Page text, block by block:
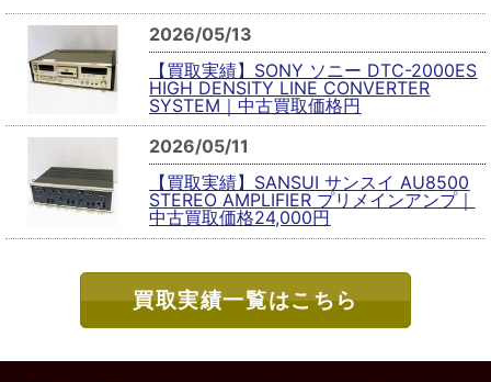
2026/05/13
【買取実績】SONY ソニー DTC-2000ES
HIGH DENSITY LINE CONVERTER
SYSTEM｜中古買取価格円
2026/05/11
【買取実績】SANSUI サンスイ AU8500
STEREO AMPLIFIER プリメインアンプ｜
中古買取価格24,000円
買取実績一覧はこちら